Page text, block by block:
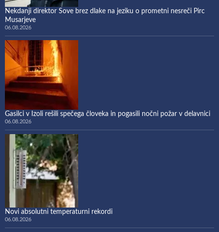
Nekdanji direktor Sove brez dlake na jeziku o prometni nesreči Pirc
Musarjeve
06.08.2026
Gasilci v Izoli rešili spečega človeka in pogasili nočni požar v delavnici
06.08.2026
Novi absolutni temperaturni rekordi
06.08.2026